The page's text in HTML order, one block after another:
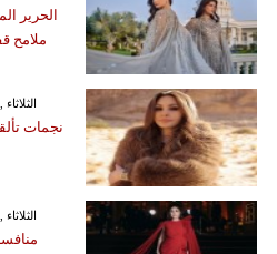
الحرير
ملامح
GMT 06:04 2026 الثلاثاء ,17 شباط / فبراير
نجمات
GMT 05:57 2026 الثلاثاء ,17 شباط / فبراير